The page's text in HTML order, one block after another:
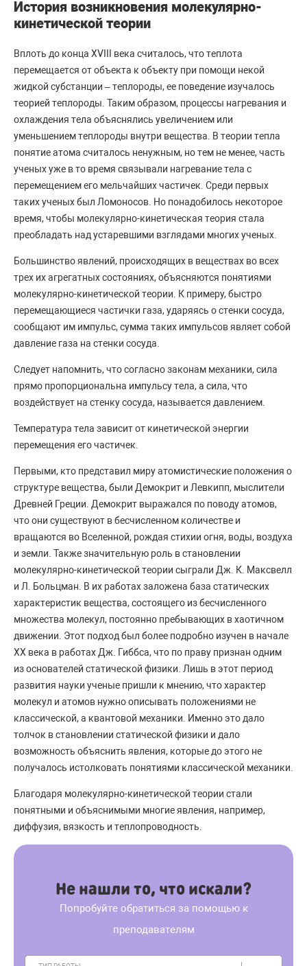
История возникновения молекулярно-
кинетической теории
Вплоть до конца XVIII века считалось, что теплота
перемещается от объекта к объекту при помощи некой
жидкой субстанции – теплороды, ее поведение изучалось
теорией теплороды. Таким образом, процессы нагревания и
охлаждения тела объяснялись увеличением или
уменьшением теплороды внутри вещества. В теории тепла
понятие атома считалось ненужным, но тем не менее, часть
ученых уже в то время связывали нагревание тела с
перемещением его мельчайших частичек. Среди первых
таких ученых был Ломоносов. Но понадобилось некоторое
время, чтобы молекулярно-кинетическая теория стала
преобладать над устаревшими взглядами многих ученых.
Большинство явлений, происходящих в веществах во всех
трех их агрегатных состояниях, объясняются понятиями
молекулярно-кинетической теории. К примеру, быстро
перемещающиеся частички газа, ударяясь о стенки сосуда,
сообщают им импульс, сумма таких импульсов являет собой
давление газа на стенки сосуда.
Следует напомнить, что согласно законам механики, сила
прямо пропорциональна импульсу тела, а сила, что
воздействует на стенку сосуда, называется давлением.
Температура тела зависит от кинетической энергии
перемещения его частичек.
Первыми, кто представил миру атомистические положения о
структуре вещества, были Демокрит и Левкипп, мыслители
Древней Греции. Демокрит выражался по поводу атомов,
что они существуют в бесчисленном количестве и
вращаются во Вселенной, рождая стихии огня, воды, воздуха
и земли. Также значительную роль в становлении
молекулярно-кинетической теории сыграли Дж. К. Максвелл
и Л. Больцман. В их работах заложена база статических
характеристик вещества, состоящего из бесчисленного
множества молекул, постоянно пребывающих в хаотичном
движении. Этот подход был более подробно изучен в начале
XX века в работах Дж. Гиббса, что по праву признан одним
из основателей статической физики. Лишь в этот период
развития науки ученые пришли к мнению, что характер
молекул и атомов нужно описывать положениями не
классической, а квантовой механики. Именно это дало
толчок в становлении статической физики и дало
возможность объяснить явления, которые до этого не
получалось истолковать понятиями классической механики.
Благодаря молекулярно-кинетической теории стали
понятными и объяснимыми многие явления, например,
диффузия, вязкость и теплопроводность.
Не нашли то, что искали?
Попробуйте обратиться за помощью к
преподавателям